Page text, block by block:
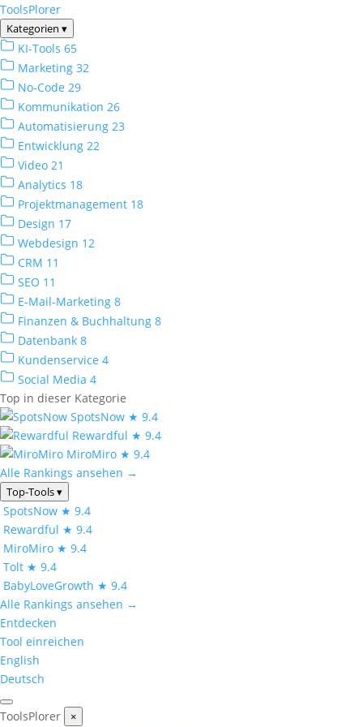
ToolsPlorer
Kategorien ▾
KI-Tools 65
Marketing 32
No-Code 29
Kommunikation 26
Automatisierung 23
Entwicklung 22
Video 21
Analytics 18
Projektmanagement 18
Design 17
Webdesign 12
CRM 11
SEO 11
E-Mail-Marketing 8
Finanzen & Buchhaltung 8
Datenbank 8
Kundenservice 4
Social Media 4
Top in dieser Kategorie
SpotsNow ★ 9.4
Rewardful ★ 9.4
MiroMiro ★ 9.4
Alle Rankings ansehen →
Top-Tools▾
SpotsNow ★ 9.4
Rewardful ★ 9.4
MiroMiro ★ 9.4
Tolt ★ 9.4
BabyLoveGrowth ★ 9.4
Alle Rankings ansehen →
Entdecken
Tool einreichen
English
Deutsch
ToolsPlorer ×